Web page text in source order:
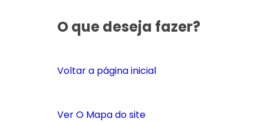
O que deseja fazer?
Voltar a página inicial
Ver O Mapa do site